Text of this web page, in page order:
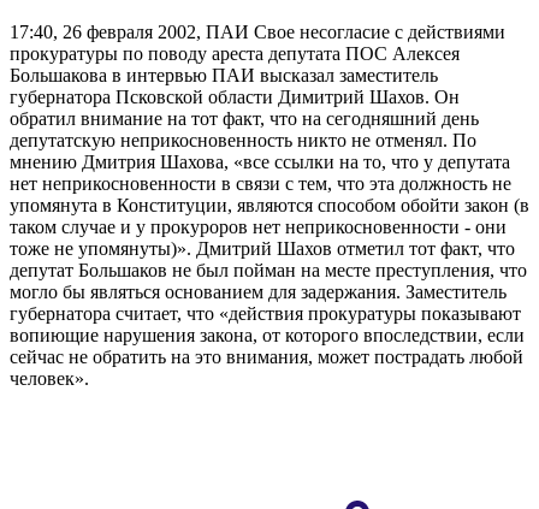
17:40, 26 февраля 2002, ПАИ Свое несогласие с действиями
прокуратуры по поводу ареста депутата ПОС Алексея
Большакова в интервью ПАИ высказал заместитель
губернатора Псковской области Димитрий Шахов. Он
обратил внимание на тот факт, что на сегодняшний день
депутатскую неприкосновенность никто не отменял. По
мнению Дмитрия Шахова, «все ссылки на то, что у депутата
нет неприкосновенности в связи с тем, что эта должность не
упомянута в Конституции, являются способом обойти закон (в
таком случае и у прокуроров нет неприкосновенности - они
тоже не упомянуты)». Дмитрий Шахов отметил тот факт, что
депутат Большаков не был пойман на месте преступления, что
могло бы являться основанием для задержания. Заместитель
губернатора считает, что «действия прокуратуры показывают
вопиющие нарушения закона, от которого впоследствии, если
сейчас не обратить на это внимания, может пострадать любой
человек».